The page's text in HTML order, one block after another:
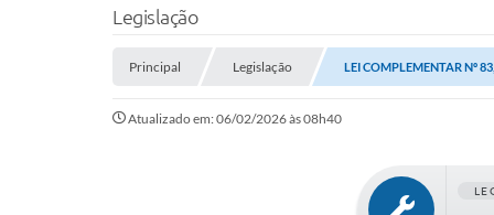
Legislação
Principal Legislação LEI COMPLEMENTAR Nº
Atualizado em: 06/02/2026 às 08h40